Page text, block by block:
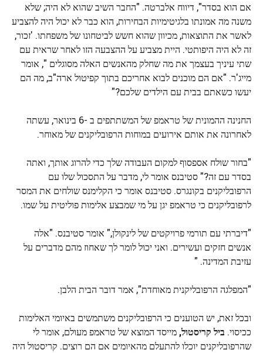
אם הוא בסדר", דיווח אלברטה. "החבר השיב שהוא לא היה; שלא
משנה מה אמונתו בלגיטימיות הבחירות, הוא כבר לא יכול היה להצביע
לאשר את התוצאות, מכיוון שהוא חשש לביטחונו של משפחתו. 'זכור,
זה לא היה היפותטי. היית מצביע על ההצבעה הזו לאחר שראית עם
שתי עיניך בעצמך את מה שחלק מהאנשים האלה מסוגלים ", אומר
מייג'ר. "אם הם מוכנים לבוא אחריכם בתוך קפיטול ארה"ב, מה הם
יעשו כשאתם בבית עם הילדים שלכם?"
החנינה ההמונית של טראמפ של המשתתפים ב -6 בינואר, עשתה
לאחרונה את אותם אירועים במוחות הרפובליקנים של מאוחר.
"בחור שולח אספסוף למקום העבודה שלך כדי להרוג אותך, ואתה
בסדר עם זה?" סטיבנס אומר לי, מדבר על התסכול שלו עם
הרפובליקנים בקונגרס. סטיבנס אומר כי הקלימנס שולחים את המסר
לרפובליקנים כי טראמפ יגן על מי שמבצע אלימות פוליטית על שמו.
"דיברתי עם תורמי פרויקטים של לינקולן," אומר סטיבנס. "אלה
אנשים חזקים ועשירים. ואני יכול לומר לך שאחוז מהם מדברים על
עזיבת המדינה. "
"המפלגה הרפובליקנית מאוחדת", אמר דובר הבית הלבן.
ובכל זאת, יש הטוענים כי הרפובליקנים משתמשים באיומי האלימות
ככיסוי. ביל קריסטול, מייסד המוצא של טראמפ מעולם, אומר לי
שהרפובליקנים יוכלו להתעלם מהאיומים אם הם רוצים. קריסטול היה